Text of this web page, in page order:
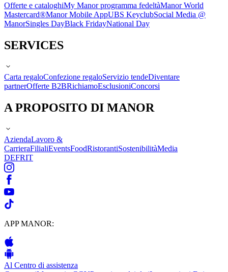
Offerte e cataloghiMy Manor programma fedeltàManor World
Mastercard®Manor Mobile AppUBS KeyclubSocial Media @
ManorSingles DayBlack FridayNational Day
SERVICES
Carta regaloConfezione regaloServizio tendeDiventare
partnerOfferte B2BRichiamoEsclusioniConcorsi
A PROPOSITO DI MANOR
AziendaLavoro &
CarrieraFilialiEventsFoodRistorantiSostenibilitàMedia
DEFRIT
APP MANOR:
Al Centro di assistenza